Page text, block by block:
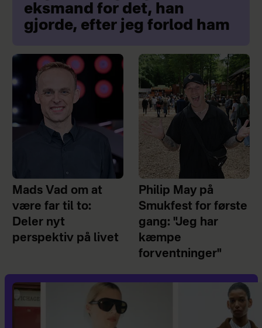
eksmand for det, han
gjorde, efter jeg forlod ham
Mads Vad om at
være far til to:
Deler nyt
perspektiv på livet
Philip May på
Smukfest for første
gang: "Jeg har
kæmpe
forventninger"